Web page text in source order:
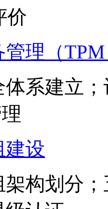
价
管理（
体系建立
建设
架构划分